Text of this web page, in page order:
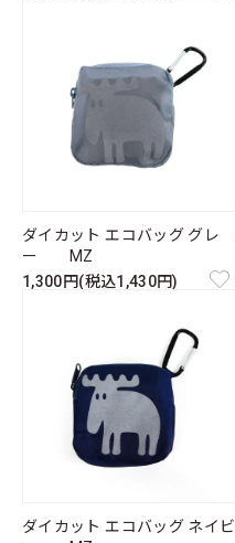
ダイカット エコバッグ グレ
ー MZ
1,300円(税込1,430円)
ダイカット エコバッグ ネイビ